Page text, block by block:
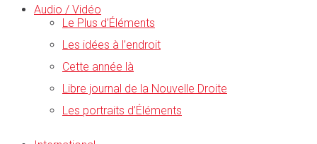
Audio / Vidéo
Le Plus d’Éléments
Les idées à l’endroit
Cette année là
Libre journal de la Nouvelle Droite
Les portraits d’Éléments